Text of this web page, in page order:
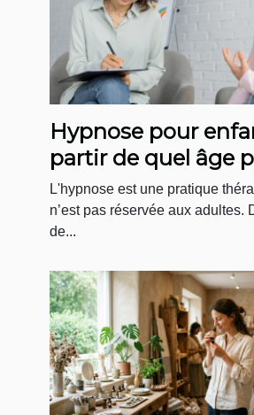
Hypnose pour
partir de quel âge
faire des séances ?
L'hypnose est une pratique
n’est pas réservée aux adultes.
de...